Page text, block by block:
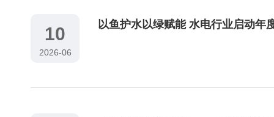
10
2026-06
以鱼护水以绿赋能 水电行业启动年